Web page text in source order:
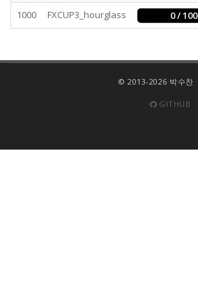
1000 FXCUP3_hourglass 0 / 100
© 2013-2026 박수찬
GITHUB